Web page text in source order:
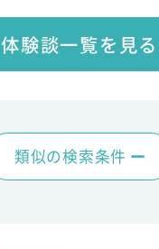
体験談一覧を見る
類似の検索条件